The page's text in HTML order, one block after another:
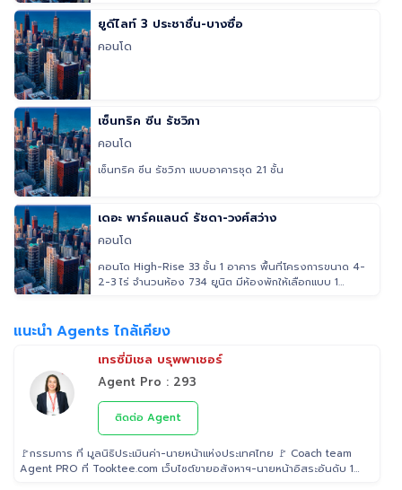
ยูดีไลท์ 3 ประชาชื่น-บางซื่อ
คอนโด
เซ็นทริค ซีน รัชวิภา
คอนโด
เซ็นทริค ซีน รัชวิภา แบบอาคารชุด 21 ชั้น
เดอะ พาร์คแลนด์ รัชดา-วงศ์สว่าง
คอนโด
คอนโด High-Rise 33 ชั้น 1 อาคาร พื้นที่โครงการขนาด 4-
2-3 ไร่ จำนวนห้อง 734 ยูนิต มีห้องพักให้เลือกแบบ 1
แนะนำ Agents ไกล้เคียง
เทรซี่มิเชล บรุพพาเชอร์
Agent Pro : 293
ติดต่อ Agent
🚩กรรมการ ที่ มูลนิธิประเมินค่า-นายหน้าแห่งประเทศไทย 🚩 Coach team
Agent PRO ที่ Tooktee.com เว็บไซต์ขายอสังหาฯ-นายหน้าอิสระอันดับ 1